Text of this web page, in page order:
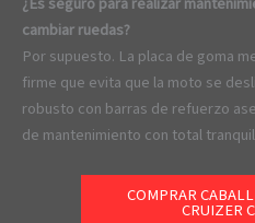
cambiar ruedas?
Por supuesto. La placa de goma
firme que evita que la moto se
robusto con barras de refuerzo
de mantenimiento con total
COMPRAR
CRUIZER